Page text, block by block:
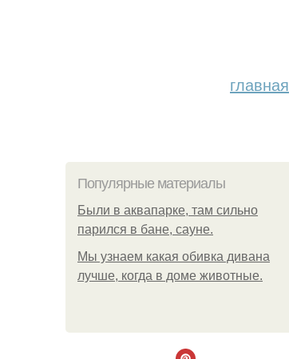
главная
Популярные материалы
Были в аквапарке, там сильно
парился в бане, сауне.
Мы узнаем какая обивка дивана
лучше, когда в доме животные.